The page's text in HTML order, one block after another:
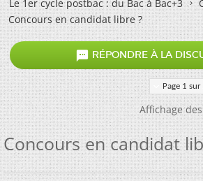
Le 1er cycle postbac : du Bac à Bac+3
Concours en candidat libre ?
 RÉPONDRE À LA
Page 1 sur
Affichage
Concours en candidat